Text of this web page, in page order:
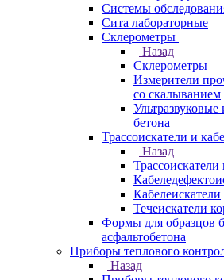
Системы
Сита лабораторные
Склерометры
Назад
Склерометры
Измерители
со скалыванием
бетона
Трассоискатели и
Назад
Трассоискатели
Кабелеискатели
Течеискатели
Формы для образцов
асфальтобетона
Приборы теплового
Назад